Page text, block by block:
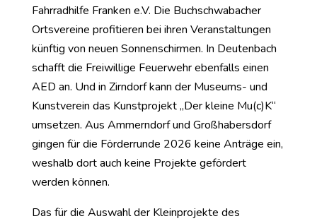
Fahrradhilfe Franken e.V. Die Buchschwabacher
Ortsvereine profitieren bei ihren Veranstaltungen
künftig von neuen Sonnenschirmen. In Deutenbach
schafft die Freiwillige Feuerwehr ebenfalls einen
AED an. Und in Zirndorf kann der Museums- und
Kunstverein das Kunstprojekt „Der kleine Mu(c)K“
umsetzen. Aus Ammerndorf und Großhabersdorf
gingen für die Förderrunde 2026 keine Anträge ein,
weshalb dort auch keine Projekte gefördert
werden können.
Das für die Auswahl der Kleinprojekte des